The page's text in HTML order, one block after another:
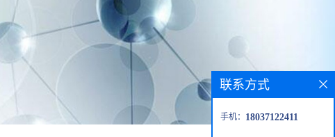
联系方式
手机： 18037122411